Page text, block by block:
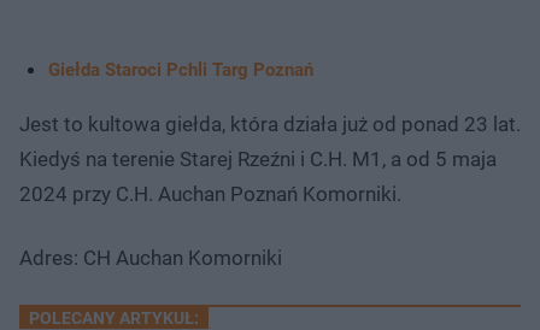
Giełda Staroci Pchli Targ Poznań
Jest to kultowa giełda, która działa już od ponad 23 lat.
Kiedyś na terenie Starej Rzeźni i C.H. M1, a od 5 maja
2024 przy C.H. Auchan Poznań Komorniki.
Adres: CH Auchan Komorniki
POLECANY ARTYKUŁ: